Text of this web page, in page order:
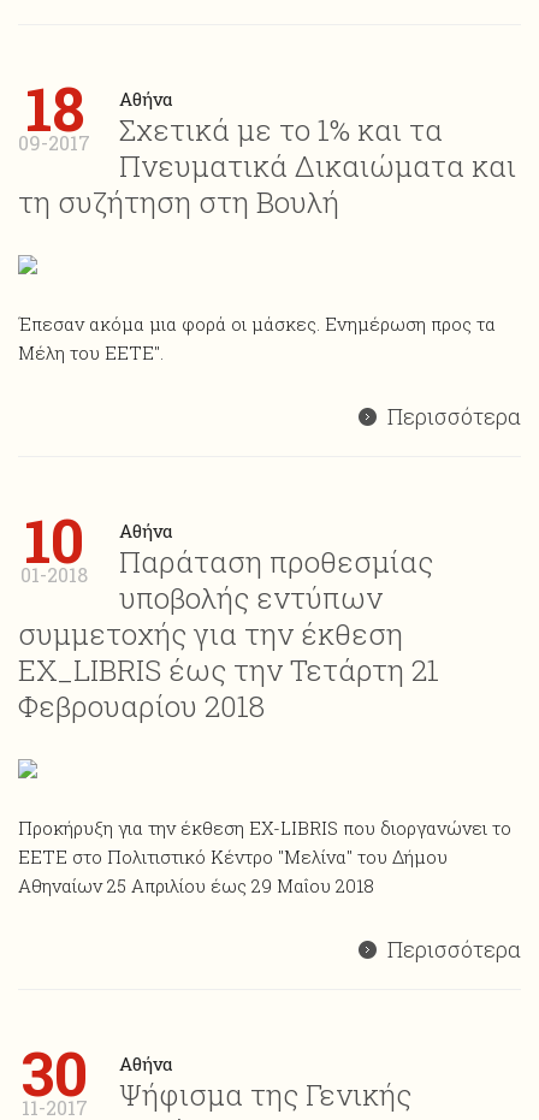
18
09-2017
Αθήνα
Σχετικά με το 1% και τα
Πνευματικά Δικαιώματα και
τη συζήτηση στη Βουλή
Έπεσαν ακόμα μια φορά οι μάσκες. Ενημέρωση προς τα
Μέλη του ΕΕΤΕ".
Περισσότερα
10
01-2018
Αθήνα
Παράταση προθεσμίας
υποβολής εντύπων
συμμετοχής για την έκθεση
ΕΧ_LIBRIS έως την Τετάρτη 21
Φεβρουαρίου 2018
Προκήρυξη για την έκθεση ΕΧ-LIBRIS που διοργανώνει το
ΕΕΤΕ στο Πολιτιστικό Κέντρο "Μελίνα" του Δήμου
Αθηναίων 25 Απριλίου έως 29 Μαΐου 2018
Περισσότερα
30
11-2017
Αθήνα
Ψήφισμα της Γενικής